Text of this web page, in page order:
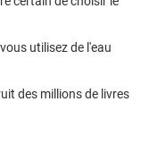
utilisez de l'eau
des millions de livres